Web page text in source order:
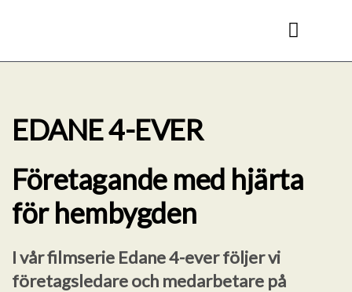
EDANE 4-EVER
Företagande med hjärta
för hembygden
I vår filmserie Edane 4-ever följer vi
företagsledare och medarbetare på